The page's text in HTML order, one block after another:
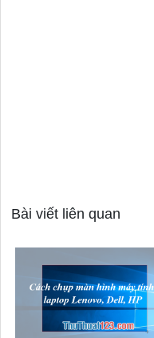
Bài viết liên quan